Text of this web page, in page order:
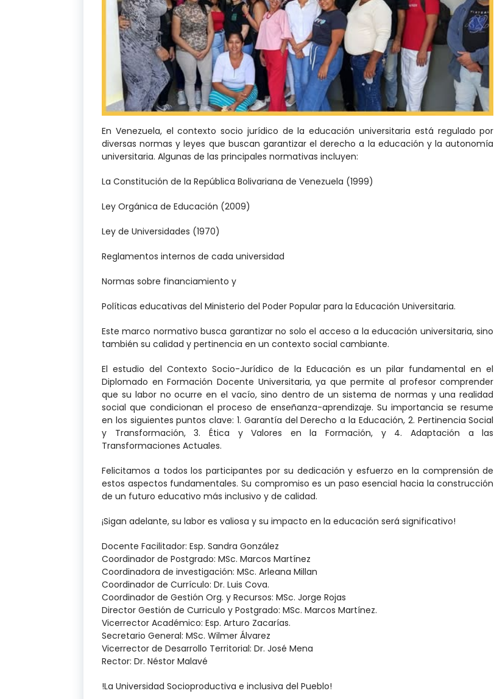
En Venezuela, el contexto socio jurídico de la educación universitaria está regulado por
diversas normas y leyes que buscan garantizar el derecho a la educación y la autonomía
universitaria. Algunas de las principales normativas incluyen:
La Constitución de la República Bolivariana de Venezuela (1999)
Ley Orgánica de Educación (2009)
Ley de Universidades (1970)
Reglamentos internos de cada universidad
Normas sobre financiamiento y
Políticas educativas del Ministerio del Poder Popular para la Educación Universitaria.
Este marco normativo busca garantizar no solo el acceso a la educación universitaria, sino
también su calidad y pertinencia en un contexto social cambiante.
El estudio del Contexto Socio-Jurídico de la Educación es un pilar fundamental en el
Diplomado en Formación Docente Universitaria, ya que permite al profesor comprender
que su labor no ocurre en el vacío, sino dentro de un sistema de normas y una realidad
social que condicionan el proceso de enseñanza-aprendizaje. Su importancia se resume
en los siguientes puntos clave: 1. Garantía del Derecho a la Educación, 2. Pertinencia Social
y Transformación, 3. Ética y Valores en la Formación, y 4. Adaptación a las
Transformaciones Actuales.
Felicitamos a todos los participantes por su dedicación y esfuerzo en la comprensión de
estos aspectos fundamentales. Su compromiso es un paso esencial hacia la construcción
de un futuro educativo más inclusivo y de calidad.
¡Sigan adelante, su labor es valiosa y su impacto en la educación será significativo!
Docente Facilitador: Esp. Sandra González
Coordinador de Postgrado: MSc. Marcos Martínez
Coordinadora de investigación: MSc. Arleana Millan
Coordinador de Currículo: Dr. Luis Cova.
Coordinador de Gestión Org. y Recursos: MSc. Jorge Rojas
Director Gestión de Curriculo y Postgrado: MSc. Marcos Martínez.
Vicerrector Académico: Esp. Arturo Zacarías.
Secretario General: MSc. Wilmer Álvarez
Vicerrector de Desarrollo Territorial: Dr. José Mena
Rector: Dr. Néstor Malavé
!La Universidad Socioproductiva e inclusiva del Pueblo!